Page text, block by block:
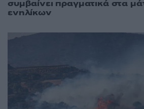
συμβαίνει πραγματικά στα
ενηλίκων